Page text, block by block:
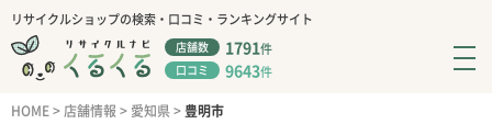
リサイクルショップの検索・口コミ・ランキングサイト
店舗数 1791件
口コミ 9643件
HOME>店舗情報 > 愛知県>豊明市